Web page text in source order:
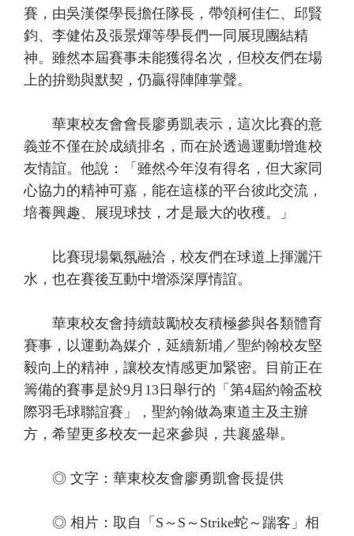
賽，由吳漢傑學長擔任隊長，帶領柯佳仁、邱賢
鈞、李健佑及張景煇等學長們一同展現團結精
神。雖然本屆賽事未能獲得名次，但校友們在場
上的拚勁與默契，仍贏得陣陣掌聲。
華東校友會會長廖勇凱表示，這次比賽的意
義並不僅在於成績排名，而在於透過運動增進校
友情誼。他說：「雖然今年沒有得名，但大家同
心協力的精神可嘉，能在這樣的平台彼此交流，
培養興趣、展現球技，才是最大的收穫。」
比賽現場氣氛融洽，校友們在球道上揮灑汗
水，也在賽後互動中增添深厚情誼。
華東校友會持續鼓勵校友積極參與各類體育
賽事，以運動為媒介，延續新埔／聖約翰校友堅
毅向上的精神，讓校友情感更加緊密。目前正在
籌備的賽事是於9月13日舉行的「第4屆約翰盃校
際羽毛球聯誼賽」，聖約翰做為東道主及主辦
方，希望更多校友一起來參與，共襄盛舉。
◎ 文字：華東校友會廖勇凱會長提供
◎ 相片：取自「S～S～Strike蛇～踹客」相